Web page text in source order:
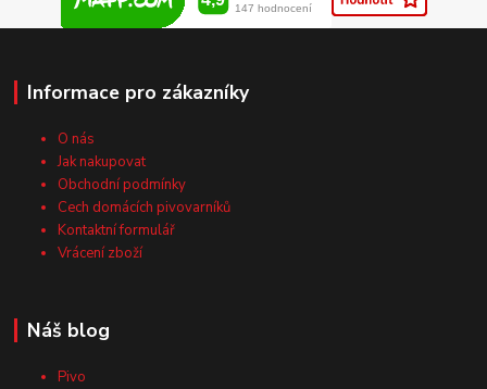
Informace pro zákazníky
O nás
Jak nakupovat
Obchodní podmínky
Cech domácích pivovarníků
Kontaktní formulář
Vrácení zboží
Náš blog
Pivo